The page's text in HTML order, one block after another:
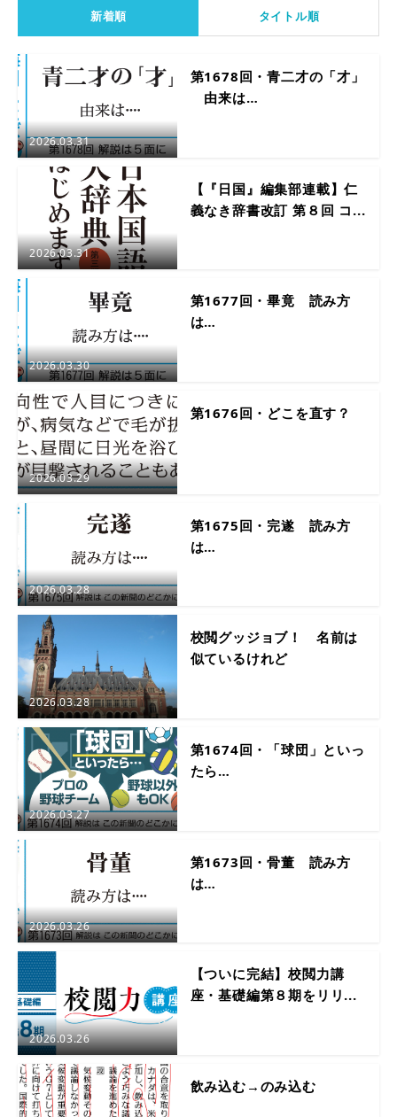
新着順 タイトル順
2026.03.31
第1678回・青二才の「才」
由来は…
2026.03.31
【『日国』編集部連載】仁
義なき辞書改訂 第８回 コ...
2026.03.30
第1677回・畢竟 読み方
は…
2026.03.29
第1676回・どこを直す？
2026.03.28
第1675回・完遂 読み方
は…
2026.03.28
校閲グッジョブ！ 名前は
似ているけれど
2026.03.27
第1674回・「球団」といっ
たら…
2026.03.26
第1673回・骨董 読み方
は…
2026.03.26
【ついに完結】校閲力講
座・基礎編第８期をリリ...
飲み込む→のみ込む